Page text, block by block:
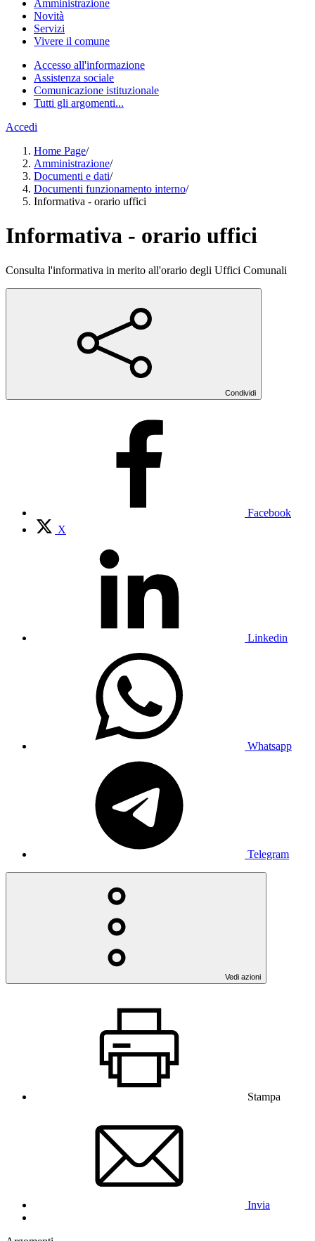
Amministrazione
Novità
Servizi
Vivere il comune
Accesso all'informazione
Assistenza sociale
Comunicazione istituzionale
Tutti gli argomenti...
Accedi
Home Page/
Amministrazione/
Documenti e dati/
Documenti funzionamento interno/
Informativa - orario uffici
Informativa - orario uffici
Consulta l'informativa in merito all'orario degli Uffici Comunali
Condividi
Facebook
X
Linkedin
Whatsapp
Telegram
Vedi azioni
Stampa
Invia